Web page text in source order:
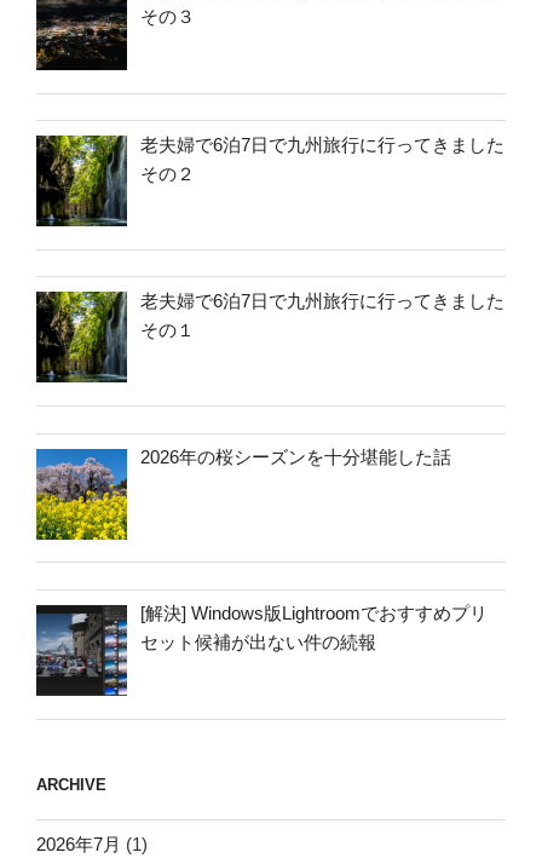
その３
老夫婦で6泊7日で九州旅行に行ってきました
その２
老夫婦で6泊7日で九州旅行に行ってきました
その１
2026年の桜シーズンを十分堪能した話
[解決] Windows版Lightroomでおすすめプリ
セット候補が出ない件の続報
ARCHIVE
2026年7月 (1)